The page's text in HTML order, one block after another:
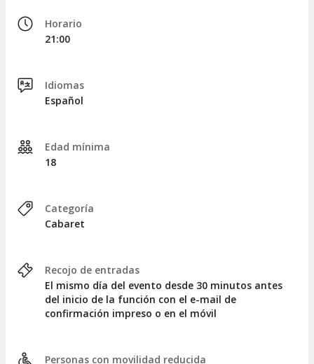
Horario
21:00
Idiomas
Español
Edad mínima
18
Categoría
Cabaret
Recojo de entradas
El mismo día del evento desde 30 minutos antes
del inicio de la función con el e-mail de
confirmación impreso o en el móvil
Personas con movilidad reducida